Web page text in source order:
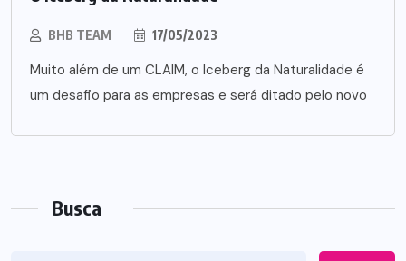
BHB TEAM 17/05/2023
Muito além de um CLAIM, o Iceberg da Naturalidade é
um desafio para as empresas e será ditado pelo novo
Busca